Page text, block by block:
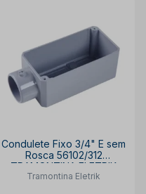
Condulete Fixo 3/4" E sem
Rosca 56102/312
TRAMONTINA ELETRIK
Tramontina Eletrik